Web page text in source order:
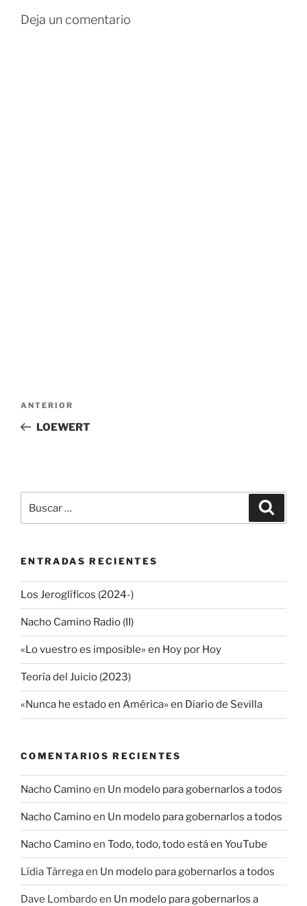
Deja un comentario
entradas
Entrada
anterior:
ANTERIOR
LOEWERT
por:
ENTRADAS RECIENTES
Los Jeroglíficos (2024-)
Nacho Camino Radio (II)
«Lo vuestro es imposible» en Hoy por Hoy
Teoría del Juicio (2023)
«Nunca he estado en América» en Diario de Sevilla
COMENTARIOS RECIENTES
Nacho Caminoen Un modelo para gobernarlos a todos
Nacho Caminoen Un modelo para gobernarlos a todos
Nacho Caminoen Todo, todo, todo está en YouTube
Lídia Tàrregaen Un modelo para gobernarlos a todos
Dave Lombardoen Un modelo para gobernarlos a